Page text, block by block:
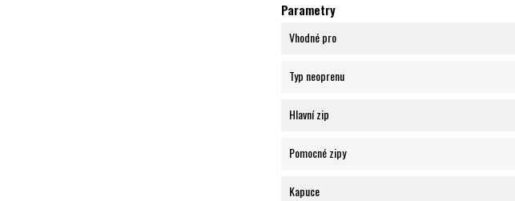
Parametry
Vhodné pro
Typ neoprenu
Hlavní zip
Pomocné zipy
Kapuce